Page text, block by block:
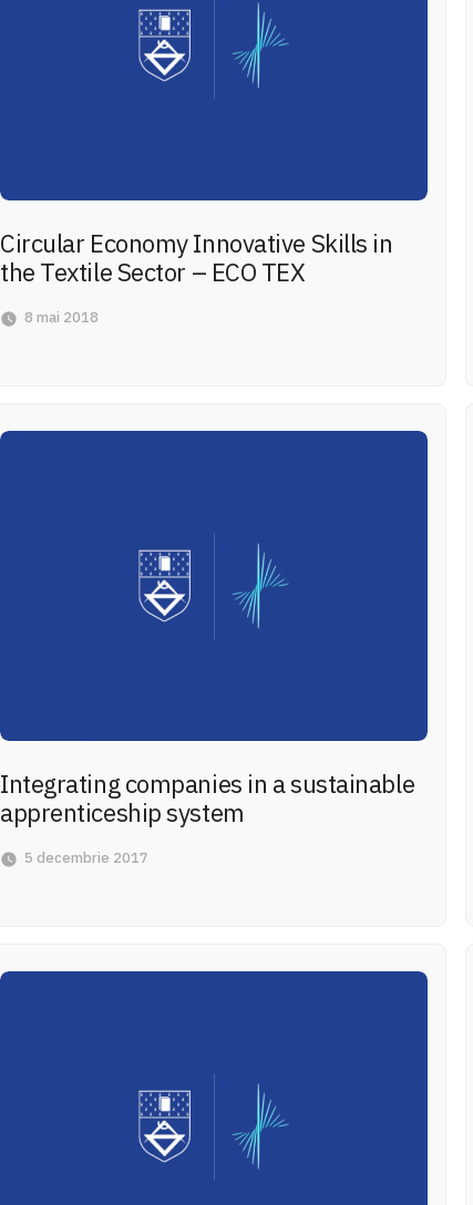
Circular Economy Innovative Skills in
the Textile Sector – ECO TEX
8 mai 2018
Integrating companies in a sustainable
apprenticeship system
5 decembrie 2017